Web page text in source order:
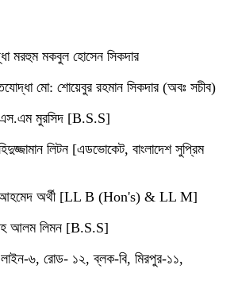
মরহুম মকবুল হোসেন সিকদার
মো: শোয়েবুর রহমান সিকদার (অবঃ সচীব)
মুরসিদ [B.S.S]
লিটন [এডভোকেট, বাংলাদেশ সুপ্রিম
অর্থী [LL B (Hon's) & LL M]
আলম লিমন [B.S.S]
লাইন-৬, রোড- ১২, ব্লক-বি, মিরপুর-১১,